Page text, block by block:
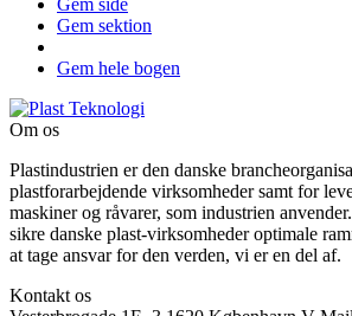
Gem side
Gem sektion
Gem hele bogen
Om os
Plastindustrien er den danske
plastforarbejdende virksomheder samt for
maskiner og råvarer, som industrien
sikre danske plast-virksomheder optimale
at tage ansvar for den verden, vi er en del af.
Kontakt os